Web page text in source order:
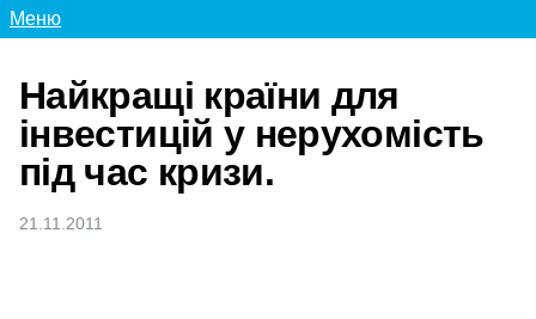
Меню
Найкращі країни для
інвестицій у нерухомість
під час кризи.
21.11.2011